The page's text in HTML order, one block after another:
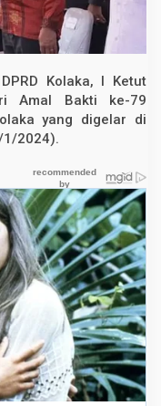
Kolaka, I Ketut
Amal Bakti ke-79
yang digelar di
1/2024).